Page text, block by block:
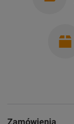
Zamówienia